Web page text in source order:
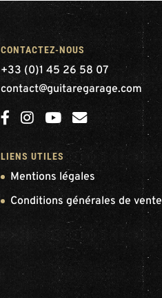
CONTACTEZ-NOUS
+33 (0)1 45 26 58 07
contact@guitaregarage.com
LIENS UTILES
Mentions légales
Conditions générales de vente